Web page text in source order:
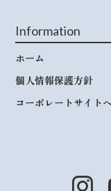
Information
ホーム
個人情報保護方針
コーポレートサイト